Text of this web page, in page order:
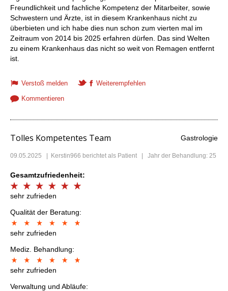
Freundlichkeit und fachliche Kompetenz der Mitarbeiter, sowie
Schwestern und Ärzte, ist in diesem Krankenhaus nicht zu
überbieten und ich habe dies nun schon zum vierten mal im
Zeitraum von 2014 bis 2025 erfahren dürfen. Das sind Welten
zu einem Krankenhaus das nicht so weit von Remagen entfernt
ist.
Verstoß melden
Weiterempfehlen
Kommentieren
Tolles Kompetentes Team Gastrologie
09.05.2025 Kerstin966 berichtet als Patient | Jahr der Behandlung: 25
Gesamtzufriedenheit:
sehr zufrieden
Qualität der Beratung:
sehr zufrieden
Mediz. Behandlung:
sehr zufrieden
Verwaltung und Abläufe: